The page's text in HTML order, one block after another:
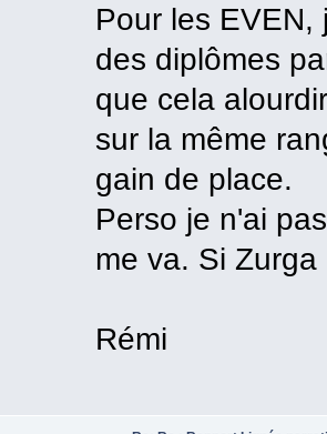
Pour les
des diplômes
que cela
sur la même
gain de place.
Perso je n'ai
me va. Si
Rémi